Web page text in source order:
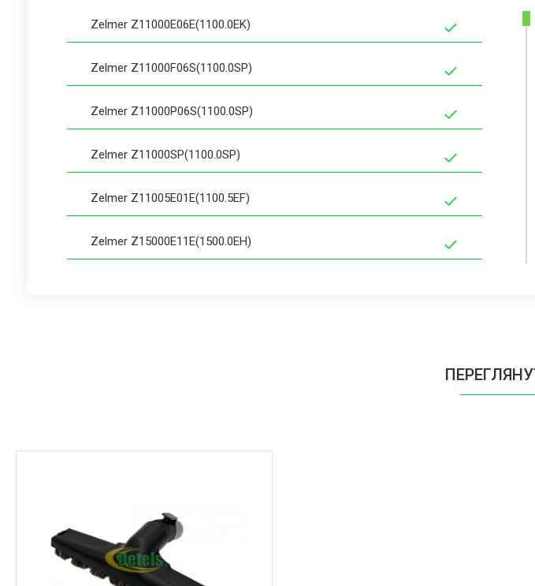
Zelmer Z11000E06E(1100.0EK)
Zelmer Z11000F06S(1100.0SP)
Zelmer Z11000P06S(1100.0SP)
Zelmer Z11000SP(1100.0SP)
Zelmer Z11005E01E(1100.5EF)
Zelmer Z15000E11E(1500.0EH)
Zelmer Z25000P23S(2500.0ST)